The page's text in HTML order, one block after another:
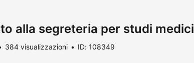
alla segreteria per studi medici
384 visualizzazioni ID: 108349